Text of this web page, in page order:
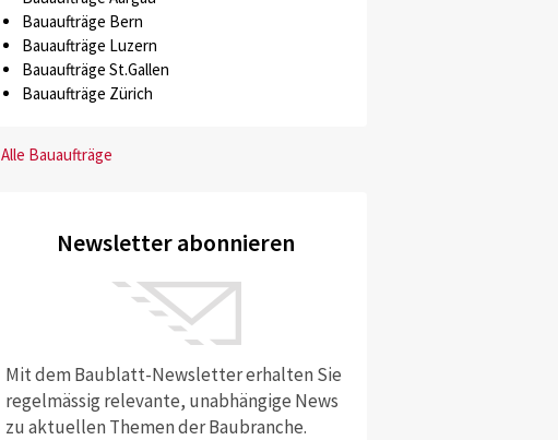
Bauaufträge Bern
Bauaufträge Luzern
Bauaufträge St.Gallen
Bauaufträge Zürich
Alle Bauaufträge
Newsletter abonnieren
Mit dem Baublatt-Newsletter erhalten Sie
regelmässig relevante, unabhängige News
zu aktuellen Themen der Baubranche.